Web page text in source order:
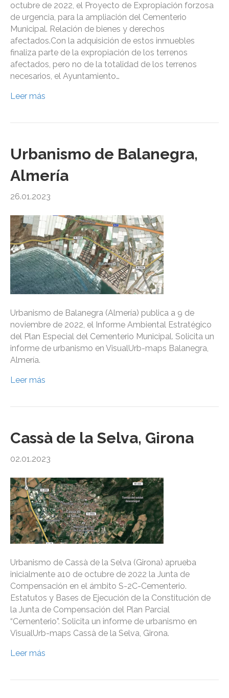
octubre de 2022, el Proyecto de Expropiación forzosa
de urgencia, para la ampliación del Cementerio
Municipal. Relación de bienes y derechos
afectados.Con la adquisición de estos inmuebles
finaliza parte de la expropiación de los terrenos
afectados, pero no de la totalidad de los terrenos
necesarios, el Ayuntamiento…
Leer más
Urbanismo de Balanegra,
Almería
26.01.2023
Urbanismo de Balanegra (Almería) publica a 9 de
noviembre de 2022, el Informe Ambiental Estratégico
del Plan Especial del Cementerio Municipal. Solicita un
informe de urbanismo en VisualUrb-maps Balanegra,
Almería.
Leer más
Cassà de la Selva, Girona
02.01.2023
Urbanismo de Cassà de la Selva (Girona) aprueba
inicialmente a10 de octubre de 2022 la Junta de
Compensación en el ámbito S-2C-Cementerio.
Estatutos y Bases de Ejecución de la Constitución de
la Junta de Compensación del Plan Parcial
“Cementerio”. Solicita un informe de urbanismo en
VisualUrb-maps Cassà de la Selva, Girona.
Leer más